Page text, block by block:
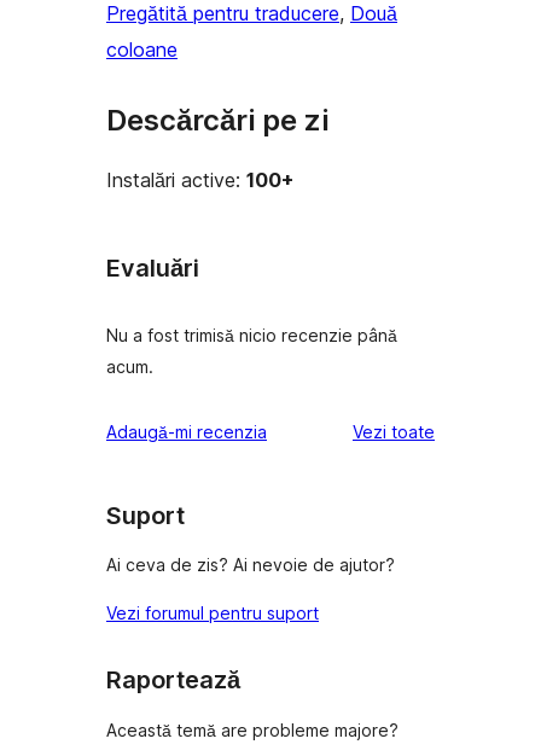
Pregătită pentru traducere, Două
coloane
Descărcări pe zi
Instalări active: 100+
Evaluări
Nu a fost trimisă nicio recenzie până
acum.
Adaugă-mi recenzia Vezi toate
Suport
Ai ceva de zis? Ai nevoie de ajutor?
Vezi forumul pentru suport
Raportează
Această temă are probleme majore?